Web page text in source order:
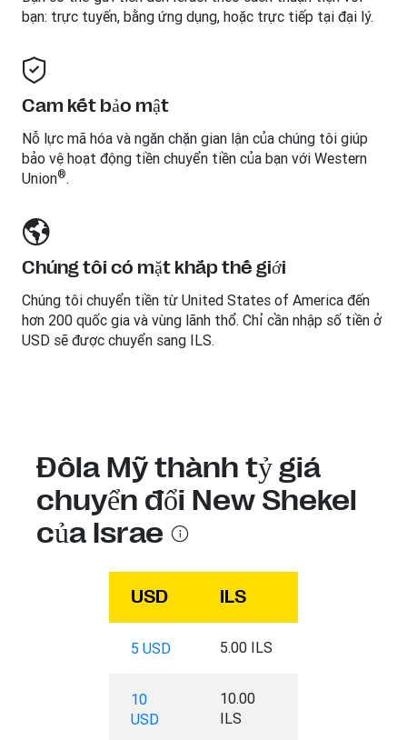
bạn: trực tuyến, bằng ứng dụng, hoặc trực tiếp tại đại lý.
Cam kết bảo mật
Nỗ lực mã hóa và ngăn chặn gian lận của chúng tôi giúp
bảo vệ hoạt động tiền chuyển tiền của bạn với Western
Union®.
Chúng tôi có mặt khắp thế giới
Chúng tôi chuyển tiền từ United States of America đến
hơn 200 quốc gia và vùng lãnh thổ. Chỉ cần nhập số tiền ở
USD sẽ được chuyển sang ILS.
Đôla Mỹ thành tỷ giá
chuyển đổi New Shekel
của Israe
USD ILS
5 USD 5.00 ILS
10
USD
10.00
ILS